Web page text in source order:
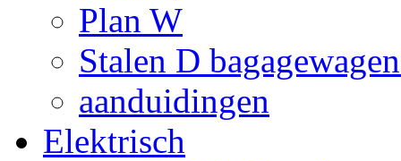
Plan W
Stalen D
aanduidingen
Elektrisch